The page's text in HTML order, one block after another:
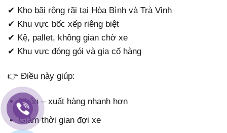
✔ Kho bãi rộng rãi tại Hòa Bình và Trà Vinh
✔ Khu vực bốc xếp riêng biệt
✔ Kệ, pallet, không gian chờ xe
✔ Khu vực đóng gói và gia cố hàng
👉 Điều này giúp:
Nhận – xuất hàng nhanh hơn
Giảm thời gian đợi xe